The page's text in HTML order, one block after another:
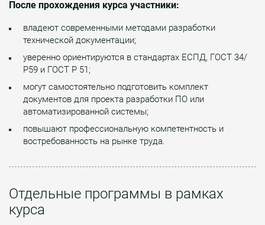
После прохождения курса участники:
владеют современными методами разработки
технической документации;
уверенно ориентируются в стандартах ЕСПД, ГОСТ 34/
Р59 и ГОСТ Р 51;
могут самостоятельно подготовить комплект
документов для проекта разработки ПО или
автоматизированной системы;
повышают профессиональную компетентность и
востребованность на рынке труда.
Отдельные программы в рамках
курса